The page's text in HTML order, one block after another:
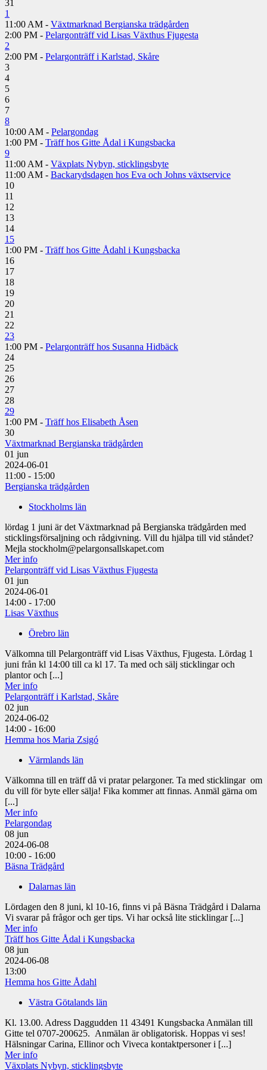
31
1
11:00 AM - Växtmarknad Bergianska trädgården
2:00 PM - Pelargonträff vid Lisas Växthus Fjugesta
2
2:00 PM - Pelargonträff i Karlstad, Skåre
3
4
5
6
7
8
10:00 AM - Pelargondag
1:00 PM - Träff hos Gitte Ådal i Kungsbacka
9
11:00 AM - Växplats Nybyn, sticklingsbyte
11:00 AM - Backarydsdagen hos Eva och Johns växtservice
10
11
12
13
14
15
1:00 PM - Träff hos Gitte Ådahl i Kungsbacka
16
17
18
19
20
21
22
23
1:00 PM - Pelargonträff hos Susanna Hidbäck
24
25
26
27
28
29
1:00 PM - Träff hos Elisabeth Åsen
30
Växtmarknad Bergianska trädgården
01 jun
2024-06-01
11:00 - 15:00
Bergianska trädgården
Stockholms län
lördag 1 juni är det Växtmarknad på Bergianska trädgården med
sticklingsförsaljning och rådgivning. Vill du hjälpa till vid ståndet?
Mejla stockholm@pelargonsallskapet.com
Mer info
Pelargonträff vid Lisas Växthus Fjugesta
01 jun
2024-06-01
14:00 - 17:00
Lisas Växthus
Örebro län
Välkomna till Pelargonträff vid Lisas Växthus, Fjugesta. Lördag 1
juni från kl 14:00 till ca kl 17. Ta med och sälj sticklingar och
plantor och [...]
Mer info
Pelargonträff i Karlstad, Skåre
02 jun
2024-06-02
14:00 - 16:00
Hemma hos Maria Zsigó
Värmlands län
Välkomna till en träff då vi pratar pelargoner. Ta med sticklingar om
du vill för byte eller sälja! Fika kommer att finnas. Anmäl gärna om
[...]
Mer info
Pelargondag
08 jun
2024-06-08
10:00 - 16:00
Bäsna Trädgård
Dalarnas län
Lördagen den 8 juni, kl 10-16, finns vi på Bäsna Trädgård i Dalarna
Vi svarar på frågor och ger tips. Vi har också lite sticklingar [...]
Mer info
Träff hos Gitte Ådal i Kungsbacka
08 jun
2024-06-08
13:00
Hemma hos Gitte Ådahl
Västra Götalands län
Kl. 13.00. Adress Daggudden 11 43491 Kungsbacka Anmälan till
Gitte tel 0707-200625. Anmälan är obligatorisk. Hoppas vi ses!
Hälsningar Carina, Ellinor och Viveca kontaktpersoner i [...]
Mer info
Växplats Nybyn, sticklingsbyte